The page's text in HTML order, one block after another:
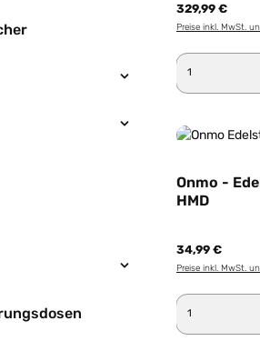
329,99 €
Preise inkl. MwSt.
Produkt
Onmo -
HMD
34,99 €
Preise inkl. MwSt.
Produkt